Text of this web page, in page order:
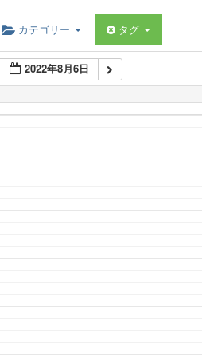
カテゴリー タグ
2022年8月6日